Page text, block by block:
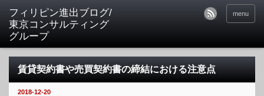
フィリピン進出ブログ/
東京コンサルティング
グループ
menu
賃貸契約書や売買契約書の締結における注意点
2018-12-20